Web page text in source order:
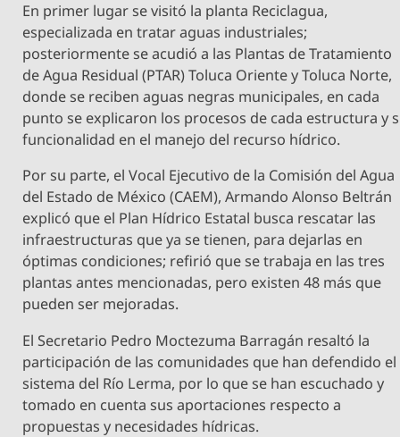
En primer lugar se visitó la planta Reciclagua,
especializada en tratar aguas industriales;
posteriormente se acudió a las Plantas de Tratamiento
de Agua Residual (PTAR) Toluca Oriente y Toluca Norte,
donde se reciben aguas negras municipales, en cada
punto se explicaron los procesos de cada estructura y
funcionalidad en el manejo del recurso hídrico.
Por su parte, el Vocal Ejecutivo de la Comisión del Agua
del Estado de México (CAEM), Armando Alonso Beltrán
explicó que el Plan Hídrico Estatal busca rescatar las
infraestructuras que ya se tienen, para dejarlas en
óptimas condiciones; refirió que se trabaja en las tres
plantas antes mencionadas, pero existen 48 más que
pueden ser mejoradas.
El Secretario Pedro Moctezuma Barragán resaltó la
participación de las comunidades que han defendido el
sistema del Río Lerma, por lo que se han escuchado y
tomado en cuenta sus aportaciones respecto a
propuestas y necesidades hídricas.